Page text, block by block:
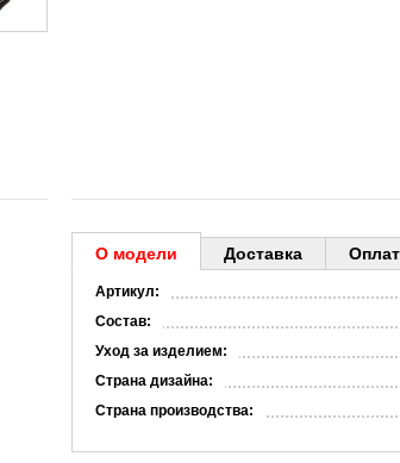
О модели Доставка
Артикул:
Состав:
Уход за изделием:
Страна дизайна:
Страна производства: